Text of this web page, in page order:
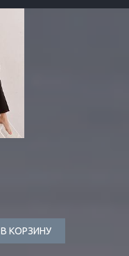
В КОРЗИНУ